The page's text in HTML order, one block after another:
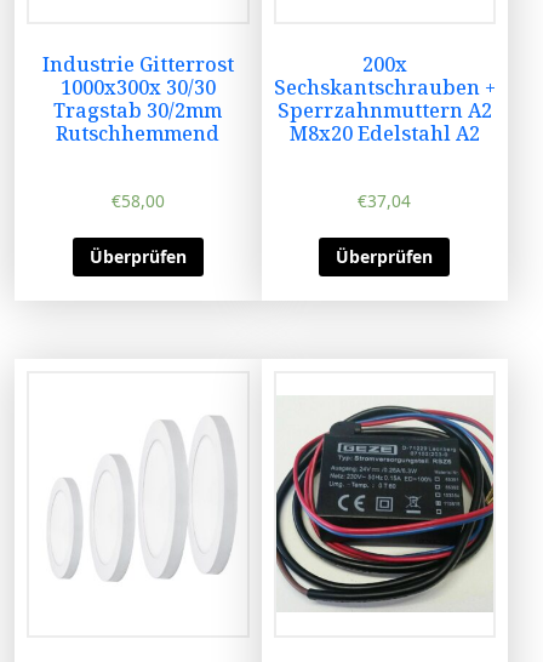
Industrie Gitterrost
1000x300x 30/30
Tragstab 30/2mm
Rutschhemmend
€58,00
Überprüfen
200x
Sechskantschrauben +
Sperrzahnmuttern A2
M8x20 Edelstahl A2
€37,04
Überprüfen